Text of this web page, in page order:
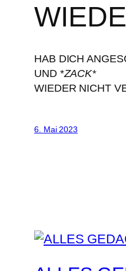
HAB DICH
UND *ZACK*
WIEDER NICHT
6. Mai 2023